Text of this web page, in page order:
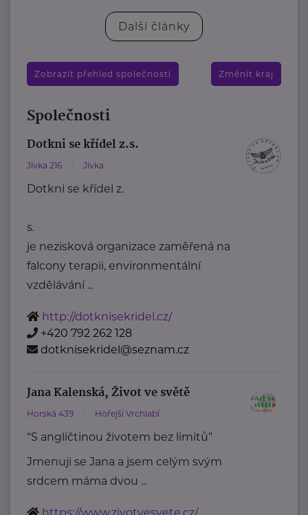
Další články
Zobrazit přehled společností Změnit kraj
Společnosti
Dotkni se křídel z.s.
Jívka 216 Jívka
Dotkni se křídel z.
s.
je nezisková organizace zaměřená na
falcony terapii, environmentální
vzdělávání ...
http://dotknisekridel.cz/
+420 792 262 128
dotknisekridel@seznam.cz
Jana Kalenská, Život ve světě
Horská 439 Hořejší Vrchlabí
“S angličtinou životem bez limitů”
Jmenuji se Jana a jsem celým svým
srdcem máma dvou ...